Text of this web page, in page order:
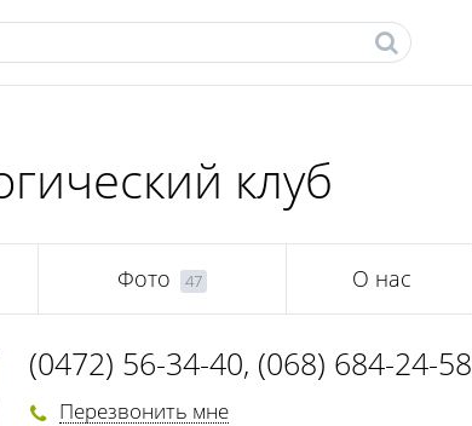
клуб
Фото 47 О нас
(0472) 56-34-40, (068) 684-24-58
(050) 748-11-59
Перезвонить мне